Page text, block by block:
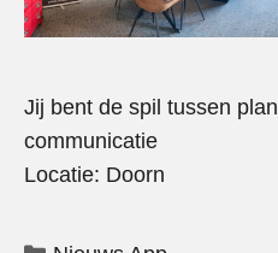
Jij bent de spil tussen
communicatie
Locatie: Doorn